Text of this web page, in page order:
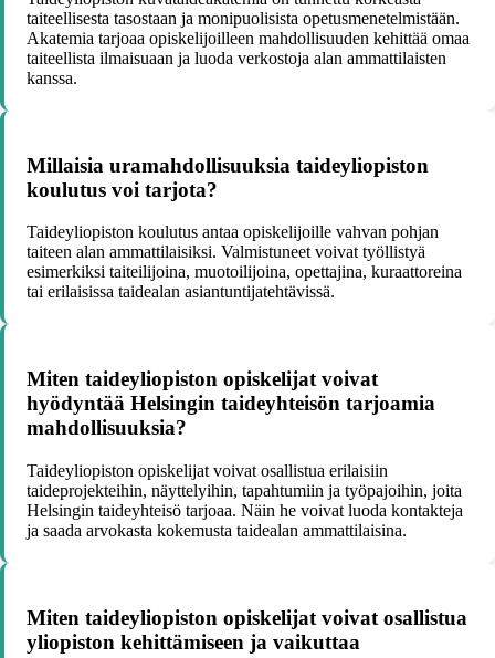
taiteellisesta tasostaan ja monipuolisista opetusmenetelmistään.
Akatemia tarjoaa opiskelijoilleen mahdollisuuden kehittää omaa
taiteellista ilmaisuaan ja luoda verkostoja alan ammattilaisten
kanssa.
Millaisia uramahdollisuuksia taideyliopiston
koulutus voi tarjota?
Taideyliopiston koulutus antaa opiskelijoille vahvan pohjan
taiteen alan ammattilaisiksi. Valmistuneet voivat työllistyä
esimerkiksi taiteilijoina, muotoilijoina, opettajina, kuraattoreina
tai erilaisissa taidealan asiantuntijatehtävissä.
Miten taideyliopiston opiskelijat voivat
hyödyntää Helsingin taideyhteisön tarjoamia
mahdollisuuksia?
Taideyliopiston opiskelijat voivat osallistua erilaisiin
taideprojekteihin, näyttelyihin, tapahtumiin ja työpajoihin, joita
Helsingin taideyhteisö tarjoaa. Näin he voivat luoda kontakteja
ja saada arvokasta kokemusta taidealan ammattilaisina.
Miten taideyliopiston opiskelijat voivat osallistua
yliopiston kehittämiseen ja vaikuttaa